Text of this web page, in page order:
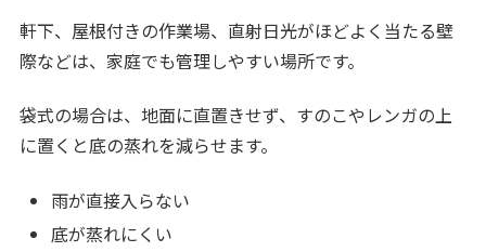
軒下、屋根付きの作業場、直射日光がほどよく当たる壁
際などは、家庭でも管理しやすい場所です。
袋式の場合は、地面に直置きせず、すのこやレンガの上
に置くと底の蒸れを減らせます。
雨が直接入らない
底が蒸れにくい